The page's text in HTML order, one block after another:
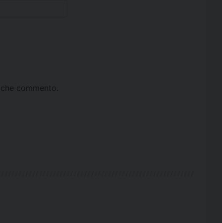
commento.